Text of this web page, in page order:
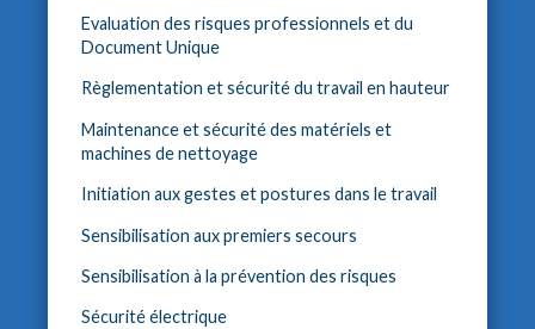
Evaluation des risques professionnels et du
Document Unique
Règlementation et sécurité du travail en hauteur
Maintenance et sécurité des matériels et
machines de nettoyage
Initiation aux gestes et postures dans le travail
Sensibilisation aux premiers secours
Sensibilisation à la prévention des risques
Sécurité électrique